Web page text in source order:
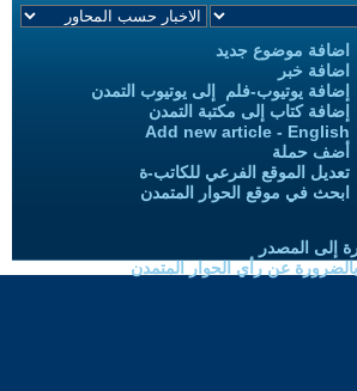
اضافة موضوع جديد
اضافة خبر
إضافة يوتيوب-فلم إلى يوتيوب التمدن
إضافة كتاب إلى مكتبة التمدن
Add new article - English
أضف حملة
تعديل الموقع الفرعي للكاتب-ة
ابحث في موقع الحوار المتمدن
إلى المصدر
عن رأي الحوار المتمدن